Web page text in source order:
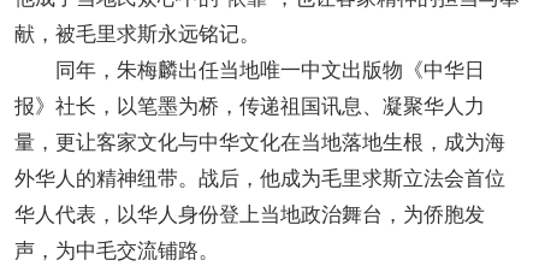
献，被毛里求斯永远铭记。
同年，朱梅麟出任当地唯一中文出版物《中华日
报》社长，以笔墨为桥，传递祖国讯息、凝聚华人力
量，更让客家文化与中华文化在当地落地生根，成为海
外华人的精神纽带。战后，他成为毛里求斯立法会首位
华人代表，以华人身份登上当地政治舞台，为侨胞发
声，为中毛交流铺路。